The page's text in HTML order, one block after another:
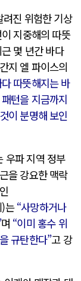
진 위험한 기상
지중해의 따뜻
몇 년간 바다
지 엘 파이스의
따뜻해지는 바
턴을 지금까지
이 분명해 보인
우파 지역 정부
을 강요한 맥락
는“사망하거나
며 “이미 홍수 위
규탄한다”고 강